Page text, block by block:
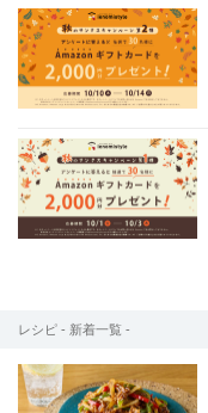
レシピ - 新着一覧 -